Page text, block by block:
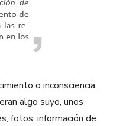
o inconsciencia,
algo suyo, unos
fotos, información de